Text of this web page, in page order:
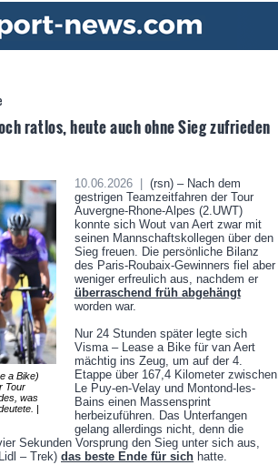
ratlos, heute auch ohne Sieg zufrieden
a Bike)
Tour
was
|
10.06.2026 |
(rsn) – Nach dem
gestrigen Teamzeitfahren der Tour
Auvergne-Rhone-Alpes (2.UWT)
konnte sich Wout van Aert zwar mit
seinen Mannschaftskollegen über den
Sieg freuen. Die persönliche Bilanz
des Paris-Roubaix-Gewinners fiel aber
weniger erfreulich aus, nachdem er
überraschend früh abgehängt
worden war.
Nur 24 Stunden später legte sich
Visma – Lease a Bike für van Aert
mächtig ins Zeug, um auf der 4.
Etappe über 167,4 Kilometer zwischen
Le Puy-en-Velay und Montond-les-
Bains einen Massensprint
herbeizuführen. Das Unterfangen
gelang allerdings nicht, denn die
Sekunden Vorsprung den Sieg unter sich aus,
– Trek) das beste Ende für sich hatte.